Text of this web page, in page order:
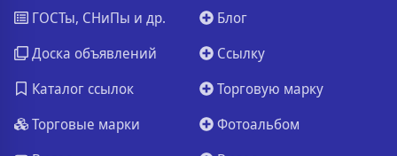
ГОСТы, СНиПы и др.
Доска объявлений
Каталог ссылок
Торговые марки
Блог
Ссылку
Торговую марку
Фотоальбом